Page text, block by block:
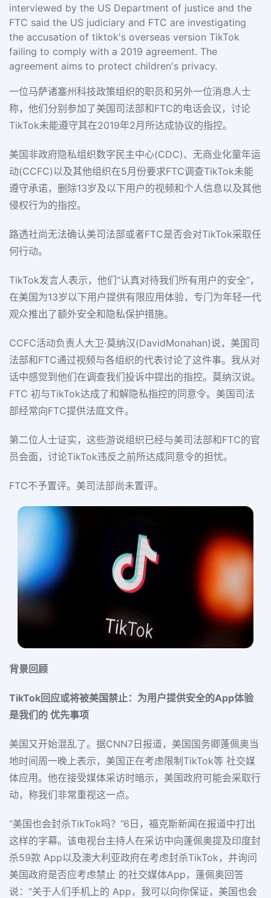
interviewed by the US Department of justice and the
FTC said the US judiciary and FTC are investigating
the accusation of tiktok's overseas version TikTok
failing to comply with a 2019 agreement. The
agreement aims to protect children's privacy.
一位马萨诸塞州科技政策组织的职员和另外一位消息人士
称，他们分别参加了美国司法部和FTC的电话会议，讨论
TikTok未能遵守其在2019年2月所达成协议的指控。
美国非政府隐私组织数字民主中心(CDC)、无商业化童年运
动(CCFC)以及其他组织在5月份要求FTC调查TikTok未能
遵守承诺，删除13岁及以下用户的视频和个人信息以及其他
侵权行为的指控。
路透社尚无法确认美司法部或者FTC是否会对TikTok采取任
何行动。
TikTok发言人表示，他们“认真对待我们所有用户的安全”，
在美国为13岁以下用户提供有限应用体验，专门为年轻一代
观众推出了额外安全和隐私保护措施。
CCFC活动负责人大卫·莫纳汉(DavidMonahan)说，美国司
法部和FTC通过视频与各组织的代表讨论了这件事。我从对
话中感觉到他们在调查我们投诉中提出的指控。莫纳汉说。
FTC 初与TikTok达成了和解隐私指控的同意令。美国司法
部经常向FTC提供法庭文件。
第二位人士证实，这些游说组织已经与美司法部和FTC的官
员会面，讨论TikTok违反之前所达成同意令的担忧。
FTC不予置评。美司法部尚未置评。
背景回顾
TikTok回应或将被美国禁止：为用户提供安全的App体验
是我们的 优先事项
美国又开始混乱了。据CNN7日报道，美国国务卿蓬佩奥当
地时间周一晚上表示，美国正在考虑限制TikTok等 社交媒
体应用。他在接受媒体采访时暗示，美国政府可能会采取行
动，称我们非常重视这一点。
“美国也会封杀TikTok吗？”6日，福克斯新闻在报道中打出
这样的字幕。该电视台主持人在采访中向蓬佩奥提及印度封
杀59款 App以及澳大利亚政府在考虑封杀TikTok，并询问
美国政府是否应考虑禁止 的社交媒体App，蓬佩奥回答
说：“关于人们手机上的 App，我可以向你保证，美国也会